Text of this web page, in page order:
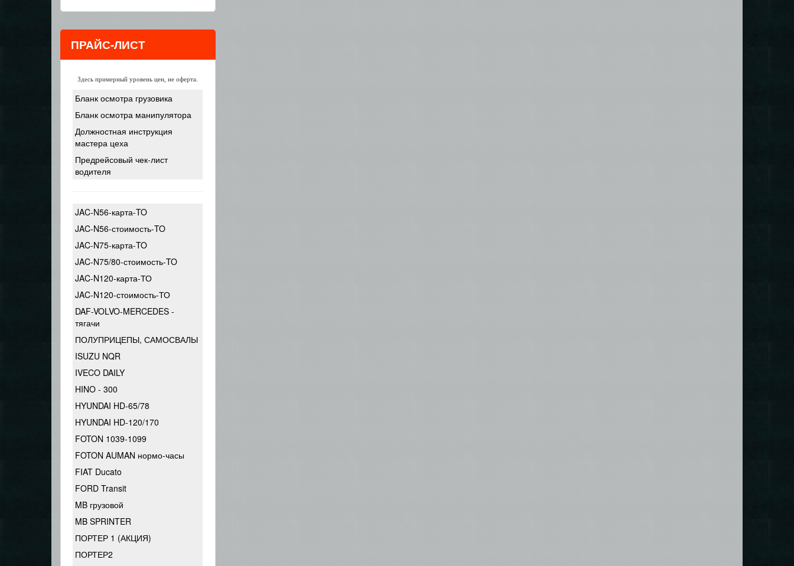
ПРАЙС-ЛИСТ
Здесь примерный уровень цен, не оферта.
Бланк осмотра грузовика
Бланк осмотра манипулятора
Должностная инструкция
мастера цеха
Предрейсовый чек-лист
водителя
JAC-N56-карта-TO
JAC-N56-стоимость-TO
JAC-N75-карта-TO
JAC-N75/80-стоимость-TO
JAC-N120-карта-ТО
JAC-N120-стоимость-ТО
DAF-VOLVO-MERCEDES -
тягачи
ПОЛУПРИЦЕПЫ, САМОСВАЛЫ
ISUZU NQR
IVECO DAILY
HINO - 300
HYUNDAI HD-65/78
HYUNDAI HD-120/170
FOTON 1039-1099
FOTON AUMAN нормо-часы
FIAT Ducato
FORD Transit
MB грузовой
MB SPRINTER
ПОРТЕР 1 (АКЦИЯ)
ПОРТЕР2